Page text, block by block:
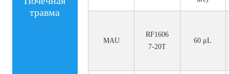
травма
MAU
RF1606
7-20T
60 μL